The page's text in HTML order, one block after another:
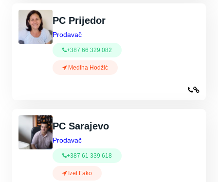
PC Prijedor
Prodavač
+387 66 329 082
Mediha Hodžić
PC Sarajevo
Prodavač
+387 61 339 618
Izet Fako